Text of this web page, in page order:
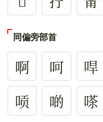
同偏旁部首
啊 呵 哻
唝
啲 嗏